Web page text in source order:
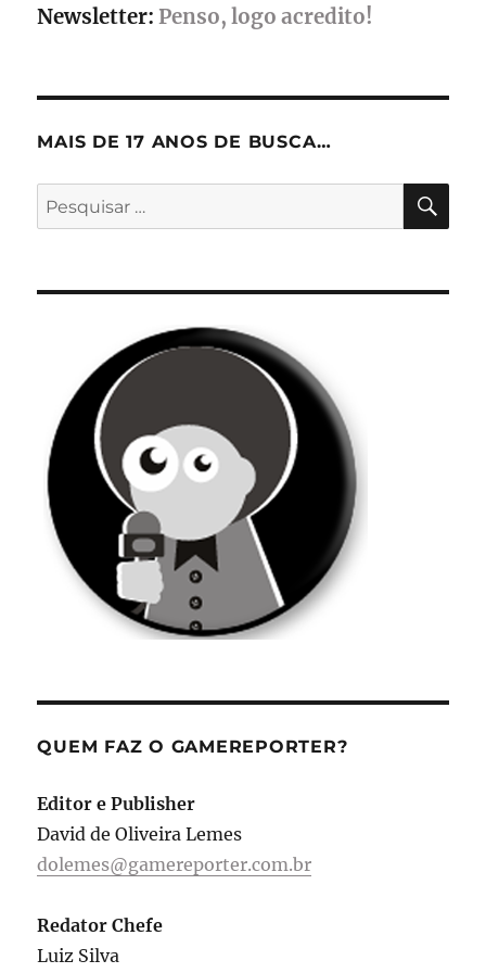
Newsletter: Penso, logo acredito!
MAIS DE 17 ANOS DE BUSCA…
Pesquisar
por:
QUEM FAZ O GAMEREPORTER?
Editor e Publisher
David de Oliveira Lemes
dolemes@gamereporter.com.br
Redator Chefe
Luiz Silva